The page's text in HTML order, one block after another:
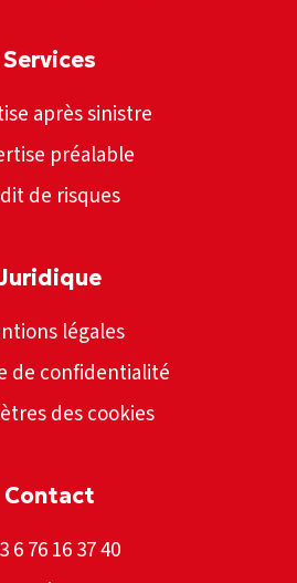
Services
après sinistre
préalable
de risques
légales
de confidentialité
des cookies
Contact
6 76 16 37 40